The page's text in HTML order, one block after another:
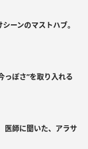
ーンのマストハブ。
っぽさ”を取り入れる
医師に聞いた、アラサ